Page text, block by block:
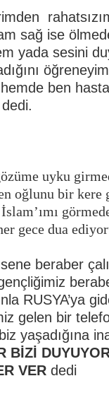
sağ ise
yada sesini
ben
uyku
oğlunu bir kere
gece dua
beraber
RUSYA’ya
gelen bir
yaşadığına
BİZİ
VER dedi